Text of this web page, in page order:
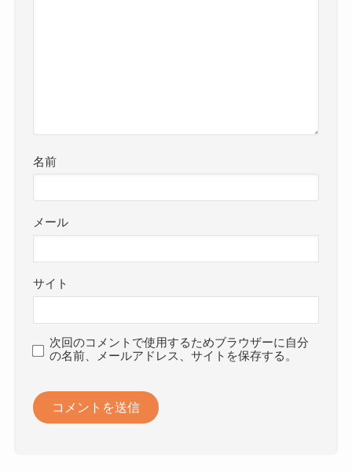
名前
メール
サイト
次回のコメントで使用するためブラウザーに自分
の名前、メールアドレス、サイトを保存する。